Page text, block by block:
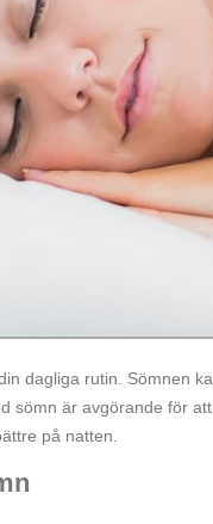
dagliga rutin. Sömnen
sömn är avgörande för
på natten.